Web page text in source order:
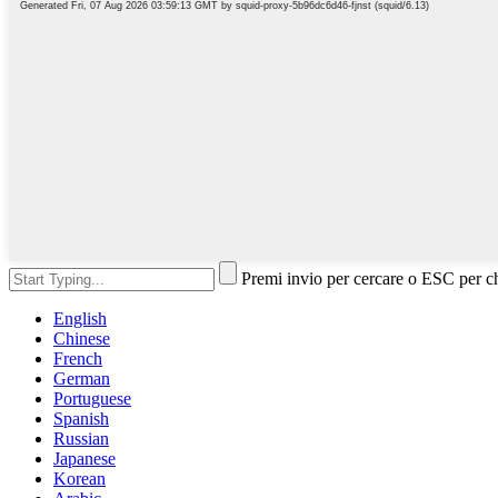
Premi invio per cercare o ESC per
English
Chinese
French
German
Portuguese
Spanish
Russian
Japanese
Korean